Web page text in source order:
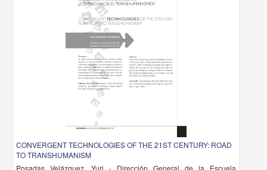
CONVERGENT TECHNOLOGIES OF THE 21ST CENTURY: ROAD
TO TRANSHUMANISM
Posadas Velázquez, Yuri - Dirección General de la Escuela